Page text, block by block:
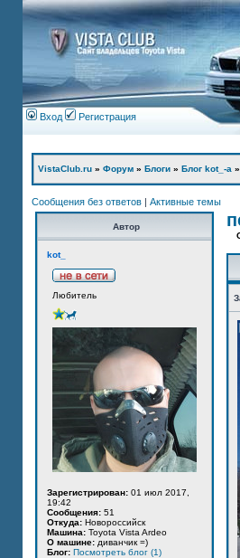
Вход Регистрация
VistaClub.ru » Форум » Блоги » Блог kot_-а »
Сообщения без ответов | Активные темы
Автор
kot_
Любитель
Зарегистрирован: 01 июл 2017,
19:42
Сообщения: 51
Откуда: Новороссийск
Машина: Toyota Vista Ardeo
О машине: диванчик =)
Блог: Посмотреть блог (1)